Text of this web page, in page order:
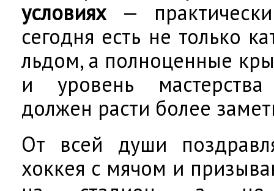
условиях —
сегодня есть не только
льдом, а полноценные
и уровень
должен расти более
От всей души
хоккея с мячом и